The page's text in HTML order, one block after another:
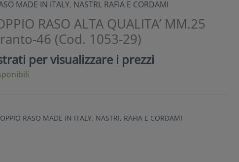
MADE IN ITALY, NASTRI, RAFIA E CORDAMI
RASO ALTA QUALITA’ MM.25
46 (Cod. 1053-29)
per visualizzare i prezzi
RASO MADE IN ITALY, NASTRI, RAFIA E CORDAMI